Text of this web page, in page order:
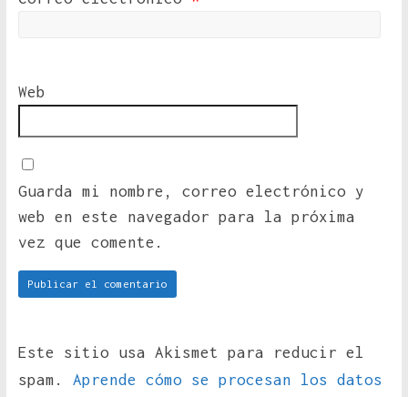
Web
Guarda mi nombre, correo electrónico y
web en este navegador para la próxima
vez que comente.
Este sitio usa Akismet para reducir el
spam. Aprende cómo se procesan los datos